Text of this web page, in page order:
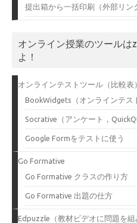
提出箱から一括印刷（外部リン
オンライン授業のツール
よ！
オンラインテストツール（比較表）
BookWidgets（オンラインテス
Socrative（アンケート，
Google Formをテストに使う
Go Formative
Go Formative クラスの作り方
Go Formative 出題の仕方
Edpuzzle（教材ビデオに問題を組